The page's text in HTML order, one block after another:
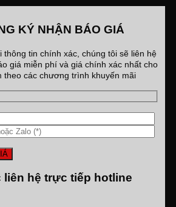
KÝ NHẬN BÁO GIÁ
thông tin chính xác, chúng tôi sẽ liên hệ
giá miễn phí và giá chính xác nhất cho
theo các chương trình khuyến mãi
liên hệ trực tiếp hotline